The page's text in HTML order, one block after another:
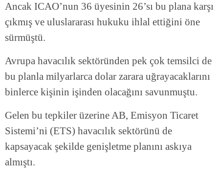
Ancak ICAO’nun 36 üyesinin 26’sı bu plana karşı
çıkmış ve uluslararası hukuku ihlal ettiğini öne
sürmüştü.
Avrupa havacılık sektöründen pek çok temsilci de
bu planla milyarlarca dolar zarara uğrayacaklarını
binlerce kişinin işinden olacağını savunmuştu.
Gelen bu tepkiler üzerine AB, Emisyon Ticaret
Sistemi’ni (ETS) havacılık sektörünü de
kapsayacak şekilde genişletme planını askıya
almıştı.